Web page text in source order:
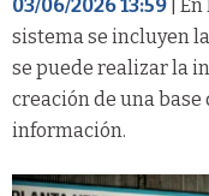
03/06/2026 13:59 |
sistema se incluyen
se puede realizar la
creación de una base
información.